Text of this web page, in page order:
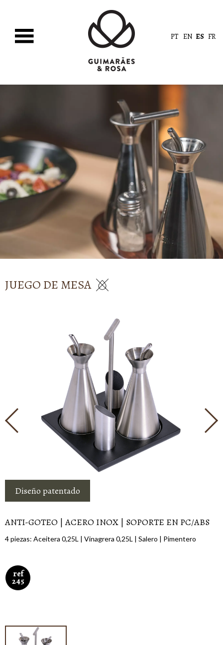
PT EN ES FR
JUEGO DE MESA
Diseño patentado
ANTI-GOTEO | ACERO INOX | SOPORTE EN PC/ABS
4 piezas: Aceitera 0,25L | Vinagrera 0,25L | Salero | Pimentero
ref
245